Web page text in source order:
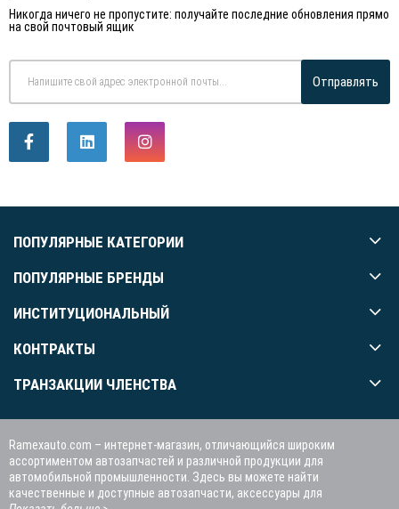
Никогда ничего не пропустите: получайте последние обновления прямо
на свой почтовый ящик
Отправлять
ПОПУЛЯРНЫЕ КАТЕГОРИИ
ПОПУЛЯРНЫЕ БРЕНДЫ
ИНСТИТУЦИОНАЛЬНЫЙ
КОНТРАКТЫ
ТРАНЗАКЦИИ ЧЛЕНСТВА
Ramexauto.com – интернет-магазин, отличающийся широким
ассортиментом автозапчастей и различной продукции для
автомобильной промышленности. Здесь вы можете найти
качественные и доступные автозапчасти, аксессуары для